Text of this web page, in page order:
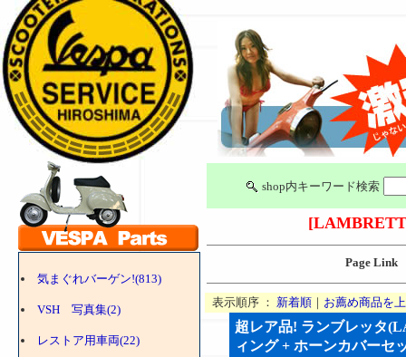
気まぐれバーゲン!(813)
VSH 写真集(2)
レストア用車両(22)
shop内キーワード検索
Page Link
表示順序 ： 新着順｜ お薦め商品を
超レア品! ランブレッタ
ィング + ホーンカバーセ